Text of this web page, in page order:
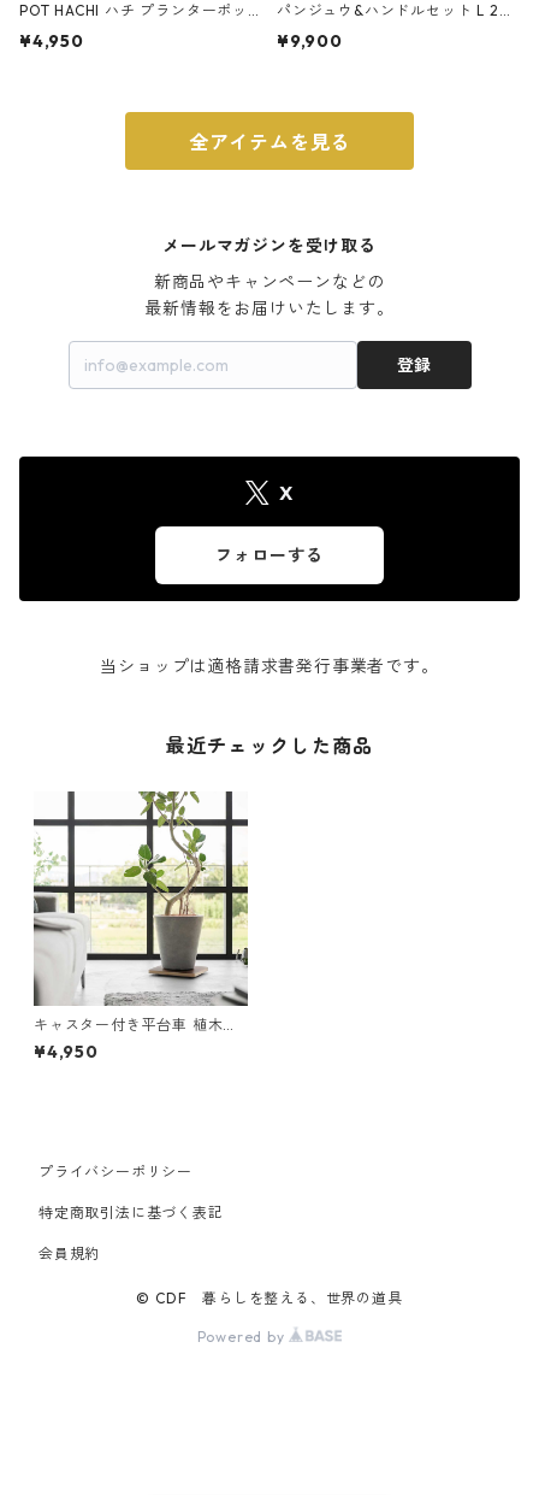
POT HACHI ハチ プランターポッ
ト 3号 ブラック
¥4,950
パンジュウ&ハンドルセット L 24c
m ガス火・IH対応 鉄フライパン
¥9,900
全アイテムを見る
メールマガジンを受け取る
新商品やキャンペーンなどの
最新情報をお届けいたします。
登録
X
フォローする
当ショップは適格請求書発行事業者です。
最近チェックした商品
キャスター付き平台車 植木鉢
台 山崎実業 RIN リン インテリ
ア低台車 スクエア 10064 ブ
¥4,950
プライバシーポリシー
特定商取引法に基づく表記
会員規約
© CDF 暮らしを整える、世界の道具
Powered by